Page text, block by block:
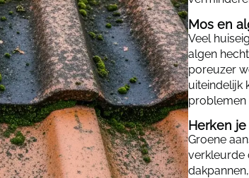
Mos en
Veel
algen
poreuzer
uiteindelijk
problemen
Herken
Groene
verkleurde